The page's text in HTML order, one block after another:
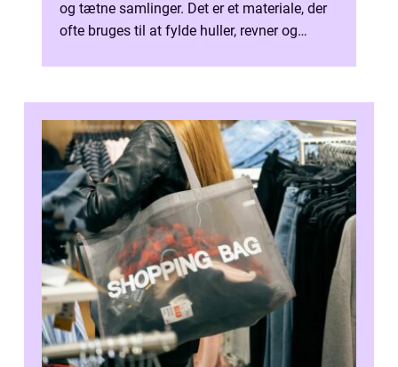
og tætne samlinger. Det er et materiale, der
ofte bruges til at fylde huller, revner og